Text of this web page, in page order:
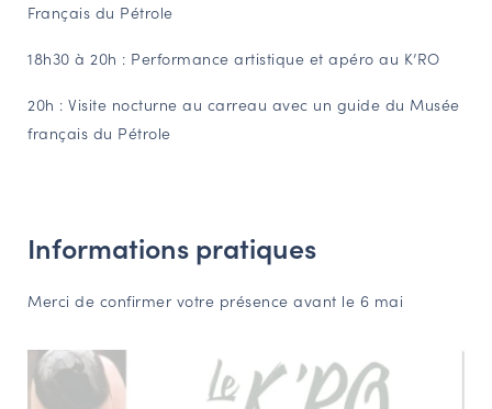
PORTAIL CULTURE
Amateurs d’histoire et de patrimoine
Responsables de structures
Étudiants & chercheurs
Français du Pétrole
18h30 à 20h : Performance artistique et apéro au K’RO
20h : Visite nocturne au carreau avec un guide du Musée
français du Pétrole
Informations pratiques
Merci de confirmer votre présence avant le 6 mai